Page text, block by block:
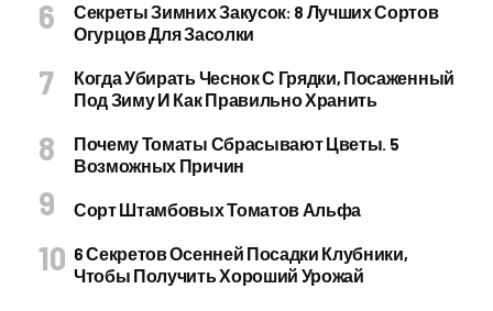
Секреты Зимних Закусок: 8 Лучших Сортов
Огурцов Для Засолки
Когда Убирать Чеснок С Грядки, Посаженный
Под Зиму И Как Правильно Хранить
Почему Томаты Сбрасывают Цветы. 5
Возможных Причин
Сорт Штамбовых Томатов Альфа
6 Секретов Осенней Посадки Клубники,
Чтобы Получить Хороший Урожай